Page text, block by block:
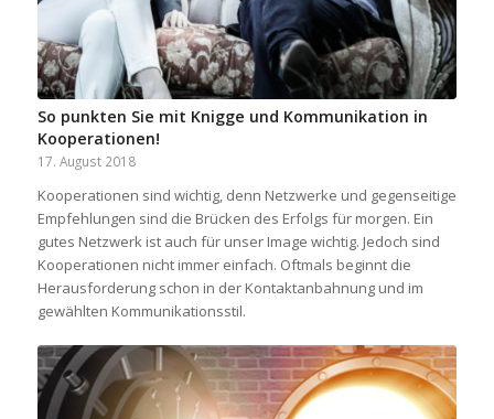
So punkten Sie mit Knigge und Kommunikation in
Kooperationen!
17. August 2018
Kooperationen sind wichtig, denn Netzwerke und gegenseitige
Empfehlungen sind die Brücken des Erfolgs für morgen. Ein
gutes Netzwerk ist auch für unser Image wichtig. Jedoch sind
Kooperationen nicht immer einfach. Oftmals beginnt die
Herausforderung schon in der Kontaktanbahnung und im
gewählten Kommunikationsstil.